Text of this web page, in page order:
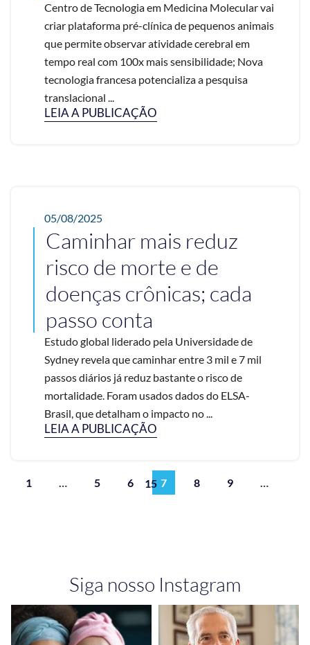
Centro de Tecnologia em Medicina Molecular vai
criar plataforma pré-clínica de pequenos animais
que permite observar atividade cerebral em
tempo real com 100x mais sensibilidade; Nova
tecnologia francesa potencializa a pesquisa
translacional ...
LEIA A PUBLICAÇÃO
05/08/2025
Caminhar mais reduz
risco de morte e de
doenças crônicas; cada
passo conta
Estudo global liderado pela Universidade de
Sydney revela que caminhar entre 3 mil e 7 mil
passos diários já reduz bastante o risco de
mortalidade. Foram usados dados do ELSA-
Brasil, que detalham o impacto no ...
LEIA A PUBLICAÇÃO
1 … 5 6 7 8 9 …
15
Siga nosso Instagram